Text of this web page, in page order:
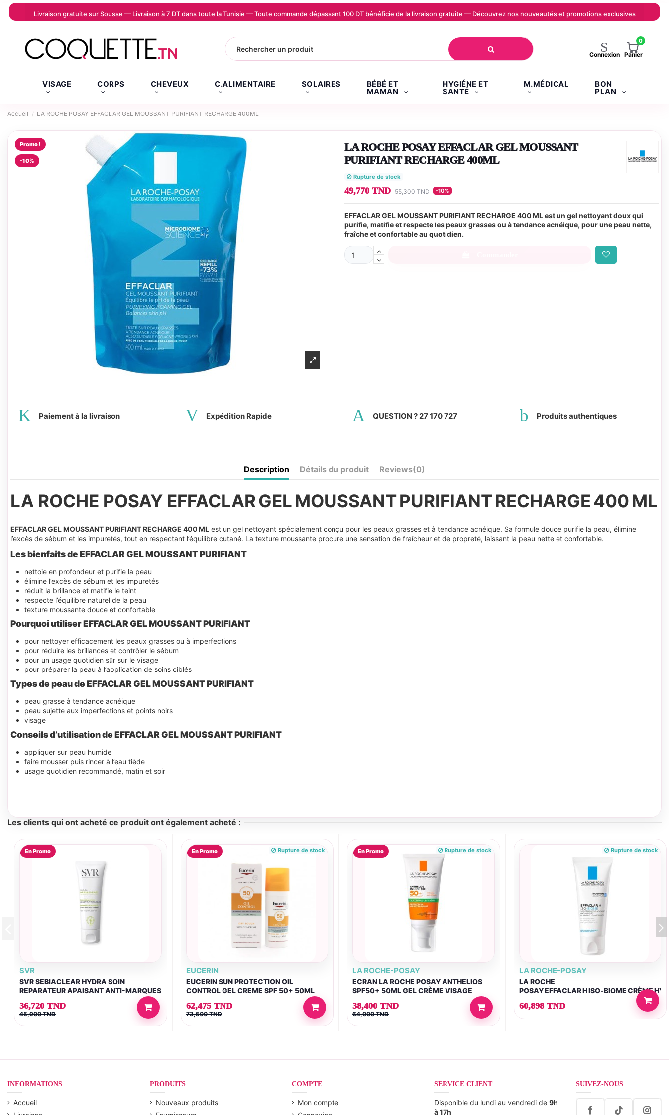
Livraison gratuite sur Sousse — Livraison à 7 DT dans toute la Tunisie — Toute commande dépassant 100 DT bénéficie de la livraison gratuite — Découvrez nos nouveautés et promotions exclusives
Connexion
0
Panier
VISAGE CORPS CHEVEUX C.ALIMENTAIRE SOLAIRES BÉBÉ ET
MAMAN
HYGIÉNE ET
SANTÉ
M.MÉDICAL BON
PLAN
Accueil LA ROCHE POSAY EFFACLAR GEL MOUSSANT PURIFIANT RECHARGE 400ML
Promo !
-10%
LA ROCHE POSAY EFFACLAR GEL MOUSSANT
PURIFIANT RECHARGE 400ML
Rupture de stock
49,770 TND 55,300 TND -10%
EFFACLAR GEL MOUSSANT PURIFIANT RECHARGE 400 ML est un gel nettoyant doux qui
purifie, matifie et respecte les peaux grasses ou à tendance acnéique, pour une peau nette,
fraîche et confortable au quotidien.
Paiement à la livraison Expédition Rapide QUESTION ? 27 170 727 Produits authentiques
Description Détails du produit Reviews(0)
LA ROCHE POSAY EFFACLAR GEL MOUSSANT PURIFIANT RECHARGE 400 ML
EFFACLAR GEL MOUSSANT PURIFIANT RECHARGE 400 ML est un gel nettoyant spécialement conçu pour les peaux grasses et à tendance acnéique. Sa formule douce purifie la peau, élimine
l’excès de sébum et les impuretés, tout en respectant l’équilibre cutané. La texture moussante procure une sensation de fraîcheur et de propreté, laissant la peau nette et confortable.
Les bienfaits de EFFACLAR GEL MOUSSANT PURIFIANT
nettoie en profondeur et purifie la peau
élimine l’excès de sébum et les impuretés
réduit la brillance et matifie le teint
respecte l’équilibre naturel de la peau
texture moussante douce et confortable
Pourquoi utiliser EFFACLAR GEL MOUSSANT PURIFIANT
pour nettoyer efficacement les peaux grasses ou à imperfections
pour réduire les brillances et contrôler le sébum
pour un usage quotidien sûr sur le visage
pour préparer la peau à l’application de soins ciblés
Types de peau de EFFACLAR GEL MOUSSANT PURIFIANT
peau grasse à tendance acnéique
peau sujette aux imperfections et points noirs
visage
Conseils d’utilisation de EFFACLAR GEL MOUSSANT PURIFIANT
appliquer sur peau humide
faire mousser puis rincer à l’eau tiède
usage quotidien recommandé, matin et soir
Les clients qui ont acheté ce produit ont également acheté :
En Promo
SVR
SVR SEBIACLEAR HYDRA SOIN
REPARATEUR APAISANT ANTI-MARQUES
36,720 TND
45,900 TND
En Promo Rupture de stock
EUCERIN
EUCERIN SUN PROTECTION OIL
CONTROL GEL CREME SPF 50+ 50ML
62,475 TND
73,500 TND
En Promo Rupture de stock
LA ROCHE-POSAY
ECRAN LA ROCHE POSAY ANTHELIOS
SPF50+ 50ML GEL CRÈME VISAGE
38,400 TND
64,000 TND
Rupture de stock
LA ROCHE-POSAY
LA ROCHE
POSAY EFFACLAR H ISO‑BIOME CRÈME
60,898 TND
INFORMATIONS
Accueil
PRODUITS
Nouveaux produits
COMPTE
Mon compte
SERVICE CLIENT
Disponible du lundi au vendredi de 9h
à 17h
SUIVEZ-NOUS